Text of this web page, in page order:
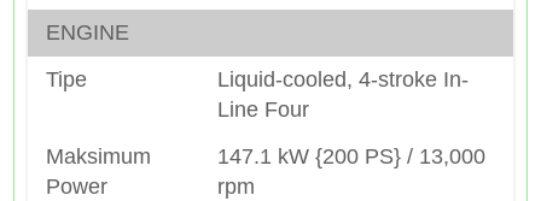
ENGINE
Tipe
Liquid-cooled, 4-stroke In-
Line Four
Maksimum
Power
147.1 kW {200 PS} / 13,000
rpm